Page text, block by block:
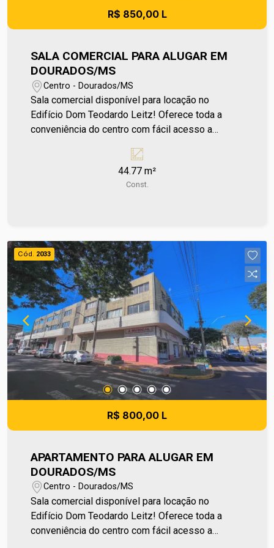
R$ 850,00 L
SALA COMERCIAL PARA ALUGAR EM
DOURADOS/MS
Centro - Dourados/MS
Sala comercial disponível para locação no
Edifício Dom Teodardo Leitz! Oferece toda a
conveniência do centro com fácil acesso a
edifício conta com várias opções de salas
comerciais, ideais para escritórios ou outros
negócios. Aproveite a oportunidade de estar em
de valores sem aviso prévio, pois são de
responsabilidade da administradora do
condomínio e prefeitura municipal. A metragem
informada é aproximada e pode apresentar
pequenas variações. Ref imv 782
44.77 m²
Const.
Cód. 2033
R$ 800,00 L
APARTAMENTO PARA ALUGAR EM
DOURADOS/MS
Centro - Dourados/MS
Sala comercial disponível para locação no
Edifício Dom Teodardo Leitz! Oferece toda a
conveniência do centro com fácil acesso a